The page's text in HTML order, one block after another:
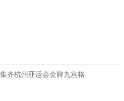
齐杭州亚运会金牌九宫格